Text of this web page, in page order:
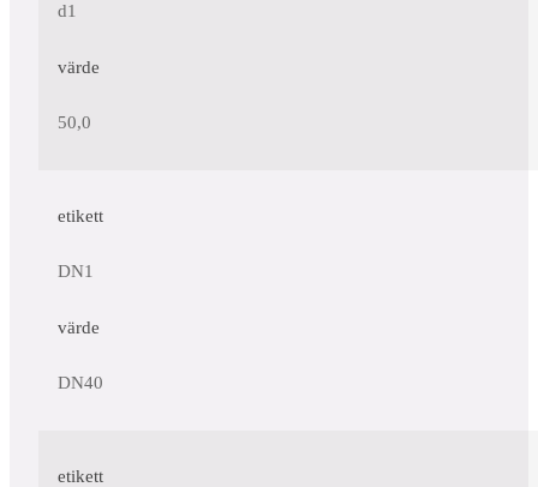
d1
värde
50,0
etikett
DN1
värde
DN40
etikett